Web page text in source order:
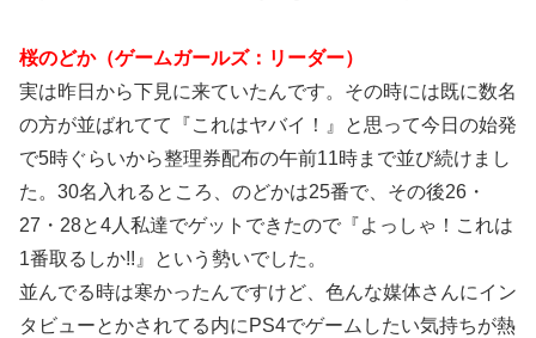
桜のどか（ゲームガールズ：リーダー）
実は昨日から下見に来ていたんです。その時には既に数名
の方が並ばれてて『これはヤバイ！』と思って今日の始発
で5時ぐらいから整理券配布の午前11時まで並び続けまし
た。30名入れるところ、のどかは25番で、その後26・
27・28と4人私達でゲットできたので『よっしゃ！これは
1番取るしか!!』という勢いでした。
並んでる時は寒かったんですけど、色んな媒体さんにイン
タビューとかされてる内にPS4でゲームしたい気持ちが熱